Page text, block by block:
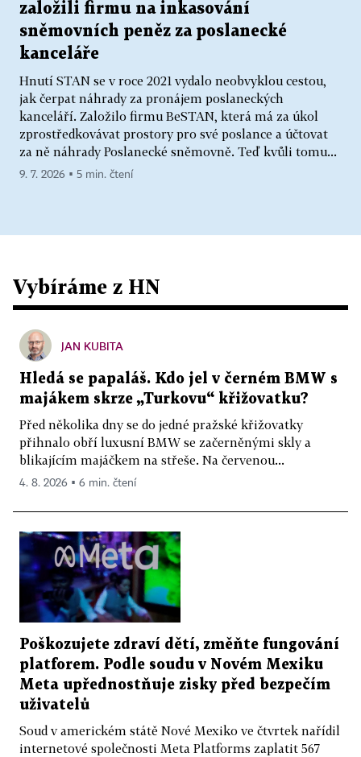
založili firmu na inkasování
sněmovních peněz za poslanecké
kanceláře
Hnutí STAN se v roce 2021 vydalo neobvyklou cestou,
jak čerpat náhrady za pronájem poslaneckých
kanceláří. Založilo firmu BeSTAN, která má za úkol
zprostředkovávat prostory pro své poslance a účtovat
za ně náhrady Poslanecké sněmovně. Teď kvůli tomu...
9. 7. 2026 ▪ 5 min. čtení
Vybíráme z HN
JAN KUBITA
Hledá se papaláš. Kdo jel v černém BMW s
majákem skrze „Turkovu“ křižovatku?
Před několika dny se do jedné pražské křižovatky
přihnalo obří luxusní BMW se začerněnými skly a
blikajícím majáčkem na střeše. Na červenou...
4. 8. 2026 ▪ 6 min. čtení
Poškozujete zdraví dětí, změňte fungování
platforem. Podle soudu v Novém Mexiku
Meta upřednostňuje zisky před bezpečím
uživatelů
Soud v americkém státě Nové Mexiko ve čtvrtek nařídil
internetové společnosti Meta Platforms zaplatit 567